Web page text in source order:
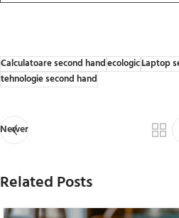
Calculatoare second handecologicLaptop
tehnologie second hand
Newer
Related Posts